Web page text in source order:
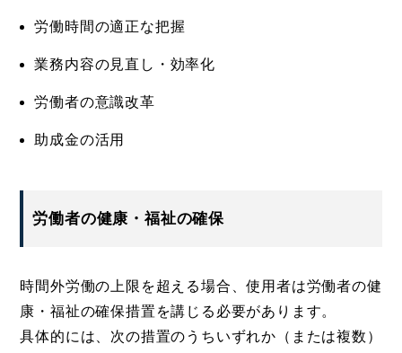
労働時間の適正な把握
業務内容の見直し・効率化
労働者の意識改革
助成金の活用
労働者の健康・福祉の確保
時間外労働の上限を超える場合、使用者は労働者の健
康・福祉の確保措置を講じる必要があります。
具体的には、次の措置のうちいずれか（または複数）